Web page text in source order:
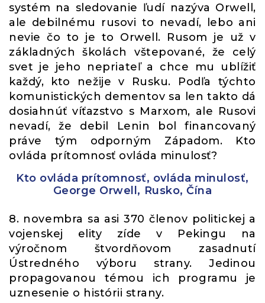
systém na sledovanie ľudí nazýva Orwell,
ale debilnému rusovi to nevadí, lebo ani
nevie čo to je to Orwell. Rusom je už v
základných školách vštepované, že celý
svet je jeho nepriateľ a chce mu ublížiť
každý, kto nežije v Rusku. Podľa týchto
komunistických dementov sa len takto dá
dosiahnúť víťazstvo s Marxom, ale Rusovi
nevadí, že debil Lenin bol financovaný
práve tým odporným Západom. Kto
ovláda prítomnosť ovláda minulosť?
Kto ovláda prítomnosť, ovláda minulosť,
George Orwell, Rusko, Čína
8. novembra sa asi 370 členov politickej a
vojenskej elity zíde v Pekingu na
výročnom štvordňovom zasadnutí
Ústredného výboru strany. Jedinou
propagovanou témou ich programu je
uznesenie o histórii strany.